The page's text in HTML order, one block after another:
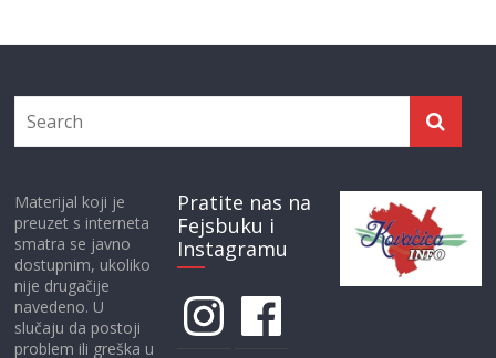
Materijal koji je
preuzet s interneta
smatra se javno
dostupnim, ukoliko
nije drugačije
navedeno. U
slučaju da postoji
problem ili greška u
Pratite nas na
Fejsbuku i
Instagramu
InstagramFacebook